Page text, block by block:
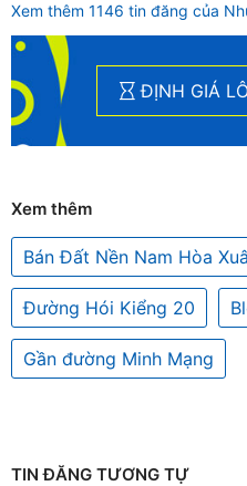
Xem thêm 1146 tin đăng của
ĐỊNH GIÁ
Xem thêm
Bán Đất Nền Nam Hòa
Đường Hói Kiểng 20
Gần đường Minh Mạng
TIN ĐĂNG TƯƠNG TỰ